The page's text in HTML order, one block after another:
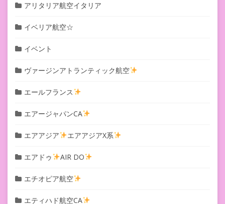
アリタリア航空イタリア
イベリア航空☆
イベント
ヴァージンアトランティック航空
エールフランス
エアージャパンCA
エアアジア エアアジアX系
エアドゥ AIR DO
エチオピア航空
エティハド航空CA